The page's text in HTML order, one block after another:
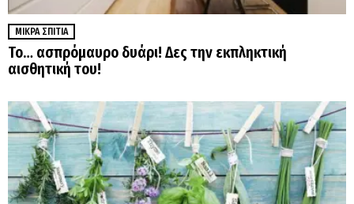
ΜΙΚΡΆ ΣΠΊΤΙΑ
Το… ασπρόμαυρο δυάρι! Δες την εκπληκτική
αισθητική του!